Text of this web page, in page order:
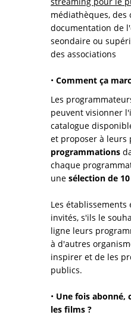
médiathèques, des
documentation de
seondaire ou
des associations
• Comment ça
Les
peuvent visionner
catalogue
et proposer à leurs
programmations
chaque
une sélection de
Les établissements
invités, s'ils le
ligne leurs
à d'autres
inspirer et de les
publics.
• Une fois abonné,
les films ?